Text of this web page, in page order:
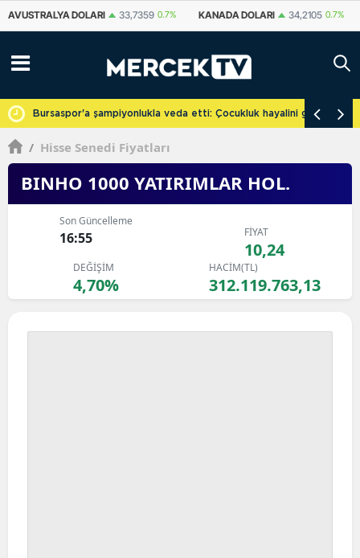
KANADA DOLARI 34,2105 0.7% İSVIÇRE FRANKI 59,1201 0.89%
Bursaspor'a şampiyonlukla veda etti: Çocukluk hayalini
/ Hisse Senedi Fiyatları
BINHO 1000 YATIRIMLAR HOL.
Son Güncelleme
16:55 FİYAT
10,24
DEĞİŞİM
4,70%
HACİM(TL)
312.119.763,13